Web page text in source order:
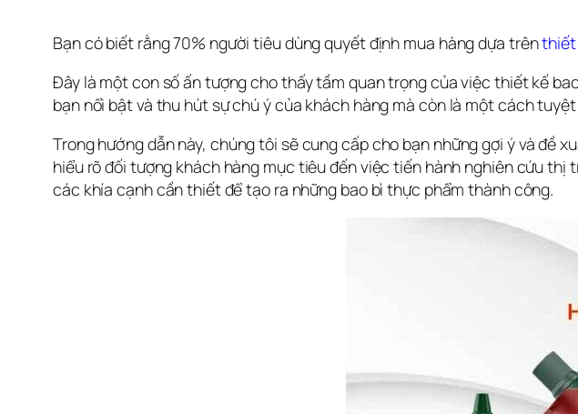
Bạn có biết rằng 70% người tiêu dùng quyết định mua hàng dựa trên thiết
Đây là một con số ấn tượng cho thấy tầm quan trọng của việc thiết kế
bạn nổi bật và thu hút sự chú ý của khách hàng mà còn là một cách
Trong hướng dẫn này, chúng tôi sẽ cung cấp cho bạn những gợi ý và đề
hiểu rõ đối tượng khách hàng mục tiêu đến việc tiến hành nghiên cứu
các khía cạnh cần thiết để tạo ra những bao bì thực phẩm thành công.